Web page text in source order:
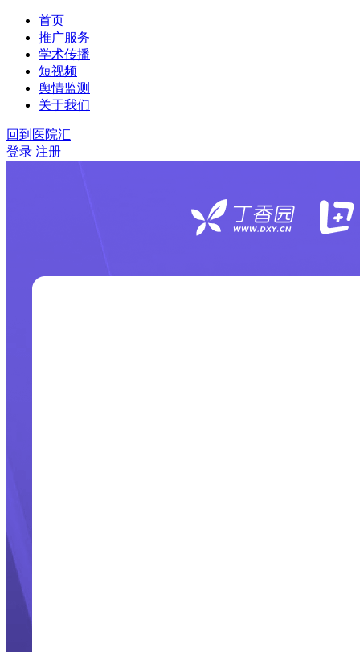
首页
推广服务
学术传播
短视频
舆情监测
关于我们
回到医院汇
登录 注册